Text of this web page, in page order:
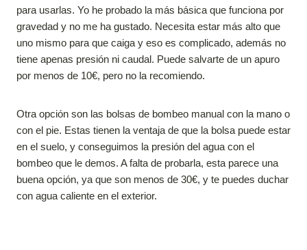
para usarlas. Yo he probado la más básica que funciona por
gravedad y no me ha gustado. Necesita estar más alto que
uno mismo para que caiga y eso es complicado, además no
tiene apenas presión ni caudal. Puede salvarte de un apuro
por menos de 10€, pero no la recomiendo.
Otra opción son las bolsas de bombeo manual con la mano o
con el pie. Estas tienen la ventaja de que la bolsa puede estar
en el suelo, y conseguimos la presión del agua con el
bombeo que le demos. A falta de probarla, esta parece una
buena opción, ya que son menos de 30€, y te puedes duchar
con agua caliente en el exterior.